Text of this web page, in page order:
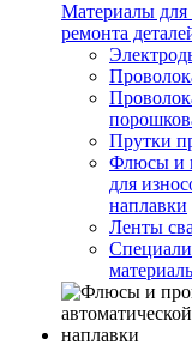
Материалы для
ремонта
Прутки
Флюсы и
для
наплавки
Ленты